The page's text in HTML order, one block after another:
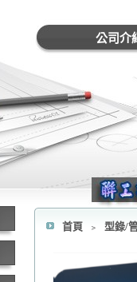
公司介
首頁 ﹥ 型錄/